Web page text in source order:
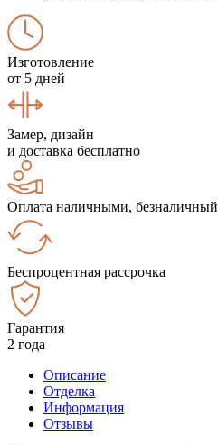
Изготовление
от 5 дней
Замер, дизайн
и доставка бесплатно
Оплата наличными, безналичный
Беспроцентная рассрочка
Гарантия
2 года
Описание
Отделка
Информация
Отзывы